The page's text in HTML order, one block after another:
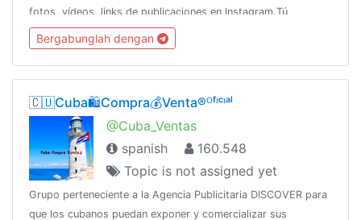
fotos, vídeos, links de publicaciones en Instagram.Tú
estrellato comienza ahora!!
Bergabunglah dengan
🇨🇺Cuba🛍️Compra💰Venta®ᴼᶠᶦᶜᶦᵃˡ
@Cuba_Ventas
spanish
160.548
Topic is not assigned yet
Grupo perteneciente a la Agencia Publicitaria DISCOVER para
que los cubanos puedan exponer y comercializar sus